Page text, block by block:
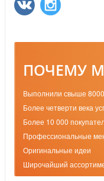
ПОЧЕМУ
Выполнили свыше
Более четверти века
Более 10 000
Профессиональные
Оригинальные идеи
Широчайший